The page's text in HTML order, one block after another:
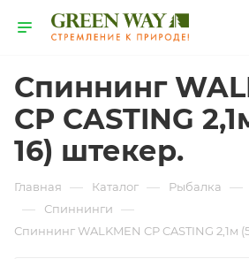
Спиннинг
CP CASTING
16) штекер.
Главная — Каталог — Рыбалка —
— Спиннинги —
Спиннинг WALKMEN CP CASTING 2,1м